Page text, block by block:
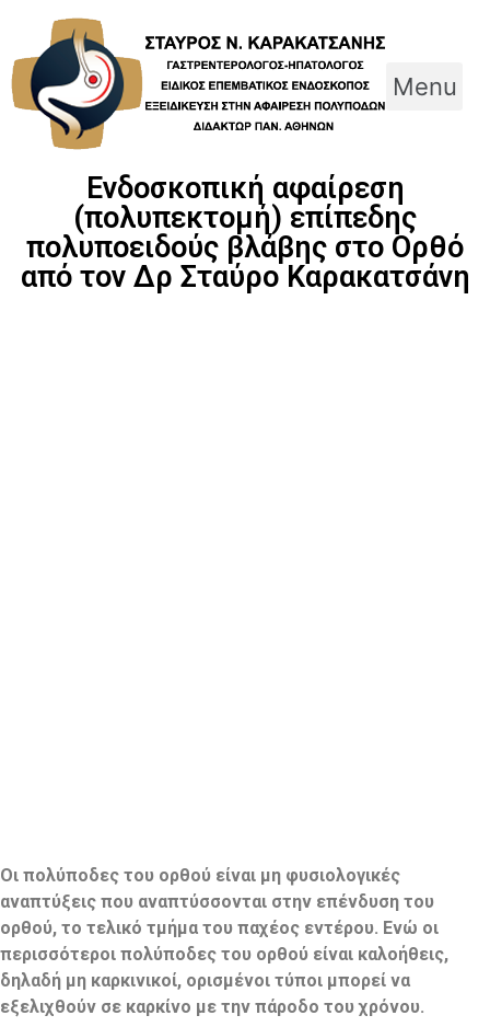
content
Menu
Ενδοσκοπική αφαίρεση
(πολυπεκτομή) επίπεδης
πολυποειδούς βλάβης στο Ορθό
από τον Δρ Σταύρο Καρακατσάνη
Οι πολύποδες του ορθού είναι μη φυσιολογικές
αναπτύξεις που αναπτύσσονται στην επένδυση του
ορθού, το τελικό τμήμα του παχέος εντέρου. Ενώ οι
περισσότεροι πολύποδες του ορθού είναι καλοήθεις,
δηλαδή μη καρκινικοί, ορισμένοι τύποι μπορεί να
εξελιχθούν σε καρκίνο με την πάροδο του χρόνου.